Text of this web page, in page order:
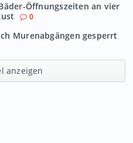
Öffnungszeiten an vier
0
Murenabgängen gesperrt
anzeigen